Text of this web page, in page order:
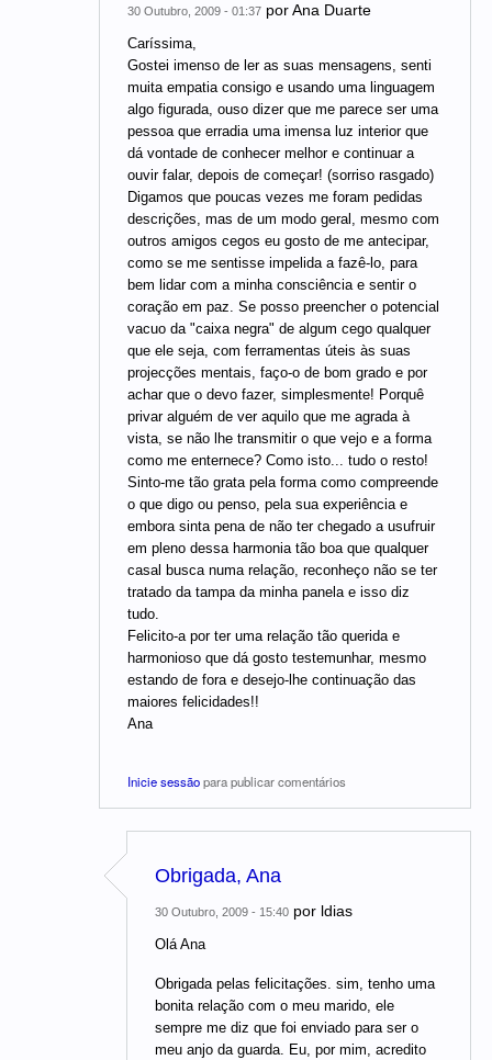
30 Outubro, 2009 - 01:37 porAna Duarte
Caríssima,
Gostei imenso de ler as suas mensagens, senti
muita empatia consigo e usando uma linguagem
algo figurada, ouso dizer que me parece ser uma
pessoa que erradia uma imensa luz interior que
dá vontade de conhecer melhor e continuar a
ouvir falar, depois de começar! (sorriso rasgado)
Digamos que poucas vezes me foram pedidas
descrições, mas de um modo geral, mesmo com
outros amigos cegos eu gosto de me antecipar,
como se me sentisse impelida a fazê-lo, para
bem lidar com a minha consciência e sentir o
coração em paz. Se posso preencher o potencial
vacuo da "caixa negra" de algum cego qualquer
que ele seja, com ferramentas úteis às suas
projecções mentais, faço-o de bom grado e por
achar que o devo fazer, simplesmente! Porquê
privar alguém de ver aquilo que me agrada à
vista, se não lhe transmitir o que vejo e a forma
como me enternece? Como isto... tudo o resto!
Sinto-me tão grata pela forma como compreende
o que digo ou penso, pela sua experiência e
embora sinta pena de não ter chegado a usufruir
em pleno dessa harmonia tão boa que qualquer
casal busca numa relação, reconheço não se ter
tratado da tampa da minha panela e isso diz
tudo.
Felicito-a por ter uma relação tão querida e
harmonioso que dá gosto testemunhar, mesmo
estando de fora e desejo-lhe continuação das
maiores felicidades!!
Ana
Inicie sessãopara publicar comentários
Obrigada, Ana
30 Outubro, 2009 - 15:40 por ldias
Olá Ana
Obrigada pelas felicitações. sim, tenho uma
bonita relação com o meu marido, ele
sempre me diz que foi enviado para ser o
meu anjo da guarda. Eu, por mim, acredito